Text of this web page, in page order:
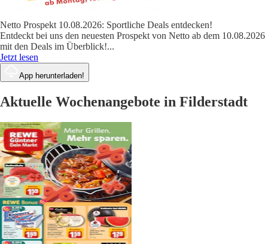
Netto Prospekt 10.08.2026: Sportliche Deals entdecken!
Entdeckt bei uns den neuesten Prospekt von Netto ab dem 10.08.2026
mit den Deals im Überblick!...
Jetzt lesen
App herunterladen!
Aktuelle Wochenangebote in Filderstadt